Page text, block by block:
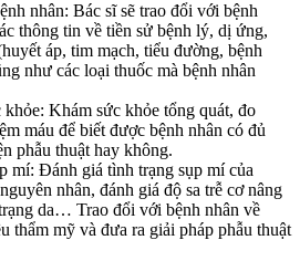
nhân: Bác sĩ sẽ trao đổi với bệnh
thông tin về tiền sử bệnh lý, dị ứng,
áp, tim mạch, tiểu đường, bệnh
như các loại thuốc mà bệnh nhân
Khám sức khỏe tổng quát, đo
máu để biết được bệnh nhân có đủ
phẫu thuật hay không.
mí: Đánh giá tình trạng sụp mí của
nhân, đánh giá độ sa trễ cơ nâng
da… Trao đổi với bệnh nhân về
thẩm mỹ và đưa ra giải pháp phẫu thuật